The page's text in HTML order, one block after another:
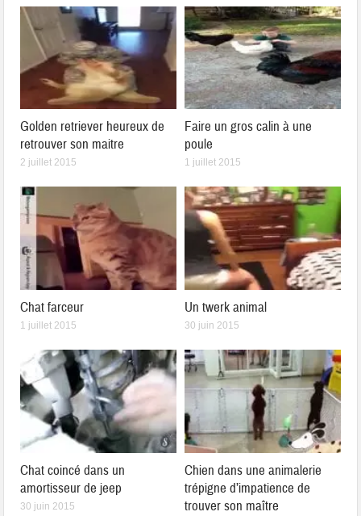
Golden retriever heureux de
retrouver son maitre
2 juillet 2015
Faire un gros calin à une
poule
1 juillet 2015
Chat farceur
1 juillet 2015
Un twerk animal
30 juin 2015
Chat coincé dans un
amortisseur de jeep
30 juin 2015
Chien dans une animalerie
trépigne d’impatience de
trouver son maître